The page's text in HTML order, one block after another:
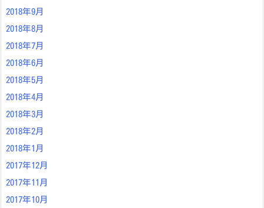
2018年9月
2018年8月
2018年7月
2018年6月
2018年5月
2018年4月
2018年3月
2018年2月
2018年1月
2017年12月
2017年11月
2017年10月